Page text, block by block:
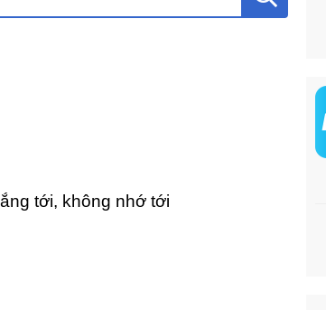
tới, không nhớ tới